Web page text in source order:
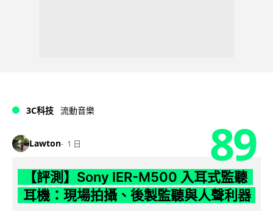
3C科技 流動音樂
Lawton 1 日 89
【評測】Sony IER-M500 入耳式監聽
耳機：現場拍攝、後製監聽與人聲利器